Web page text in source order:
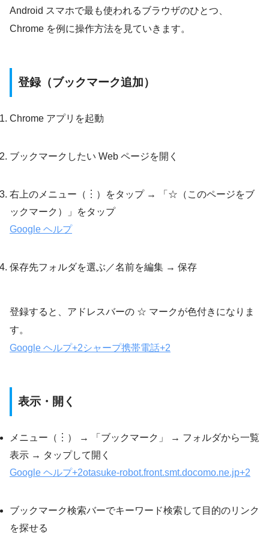
Android スマホで最も使われるブラウザのひとつ、
Chrome を例に操作方法を見ていきます。
登録（ブックマーク追加）
Chrome アプリを起動
ブックマークしたい Web ページを開く
右上のメニュー（︙）をタップ → 「☆（このページをブ
ックマーク）」をタップ
Google ヘルプ
保存先フォルダを選ぶ／名前を編集 → 保存
登録すると、アドレスバーの ☆ マークが色付きになりま
す。
Google ヘルプ+2シャープ携帯電話+2
表示・開く
メニュー（︙） → 「ブックマーク」 → フォルダから一覧
表示 → タップして開く
Google ヘルプ+2otasuke-robot.front.smt.docomo.ne.jp+2
ブックマーク検索バーでキーワード検索して目的のリンク
を探せる